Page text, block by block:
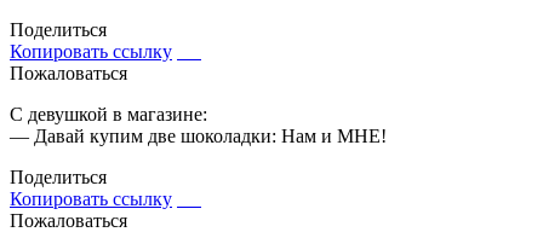
Поделиться
Копировать ссылку
Пожаловаться
С девушкой в магазине:
— Давай купим две шоколадки: Нам и МНЕ!
Поделиться
Копировать ссылку
Пожаловаться